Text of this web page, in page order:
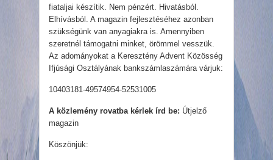
fiataljai készítik. Nem pénzért. Hivatásból.
Elhívásból. A magazin fejlesztéséhez azonban
szükségünk van anyagiakra is. Amennyiben
szeretnél támogatni minket, örömmel vesszük.
Az adományokat a Keresztény Advent Közösség
Ifjúsági Osztályának bankszámlaszámára várjuk:
10403181-49574954-52531005
A közlemény rovatba kérlek írd be: Útjelző
magazin
Köszönjük: